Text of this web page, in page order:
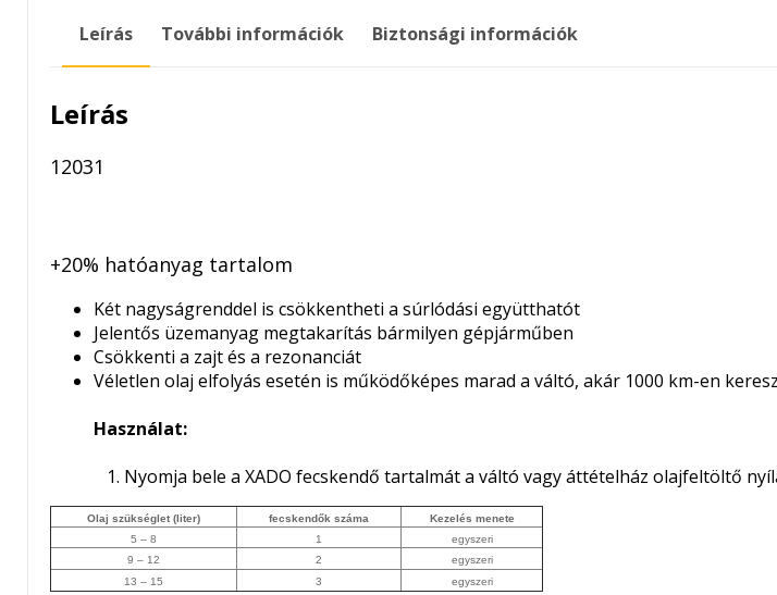
Leírás További információk Biztonsági információk
Leírás
12031
+20% hatóanyag tartalom
Két nagyságrenddel is csökkentheti a súrlódási együtthatót
Jelentős üzemanyag megtakarítás bármilyen gépjárműben
Csökkenti a zajt és a rezonanciát
Véletlen olaj elfolyás esetén is működőképes marad a váltó, akár 1000 km-en
Használat:
1. Nyomja bele a XADO fecskendő tartalmát a váltó vagy áttételház olajfeltöltő
Olaj szükséglet (liter) fecskendők száma
Kezelés menete
5 – 8
1
egyszeri
9 – 12
2
egyszeri
13 – 15
3 egyszeri